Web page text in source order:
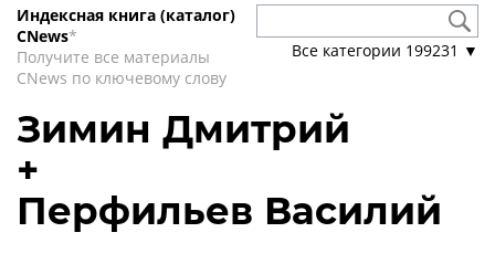
Индексная книга (каталог)
CNews*
Получите все материалы
CNews по ключевому слову
Все категории 199231 ▼
Зимин Дмитрий
+
Перфильев Василий